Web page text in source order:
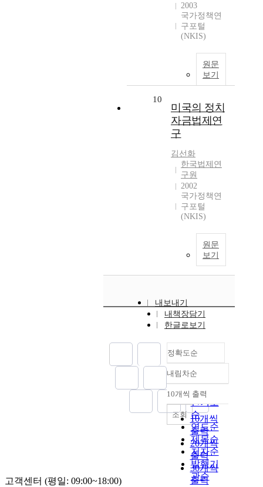
2003
국가정책연
구포털
(NKIS)
원문
보기
10
미국의 정치
자금법제연
구
김선화
한국법제연
구원
2002
국가정책연
구포털
(NKIS)
원문
보기
내보내기
내책장담기
한글로보기
정확도순
정확도
순
인기도
순
연도순
제목순
저자순
발행기
관순
내림차순
내림차순
10개씩 출력
10개씩
출력
20개씩
출력
30개씩
출력
조회
고객센터 (평일: 09:00~18:00)